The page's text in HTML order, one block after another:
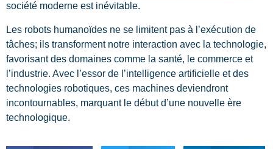
société moderne est inévitable.
Les robots humanoïdes ne se limitent pas à l’exécution de
tâches; ils transforment notre interaction avec la technologie,
favorisant des domaines comme la santé, le commerce et
l’industrie. Avec l’essor de l’intelligence artificielle et des
technologies robotiques, ces machines deviendront
incontournables, marquant le début d’une nouvelle ère
technologique.